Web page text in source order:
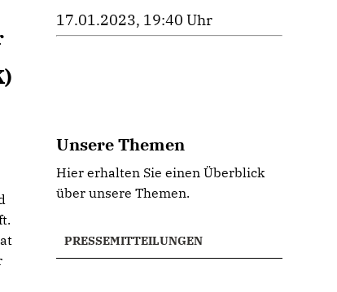
17.01.2023, 19:40 Uhr
Unsere Themen
Hier erhalten Sie einen Überblick
über unsere Themen.
PRESSEMITTEILUNGEN